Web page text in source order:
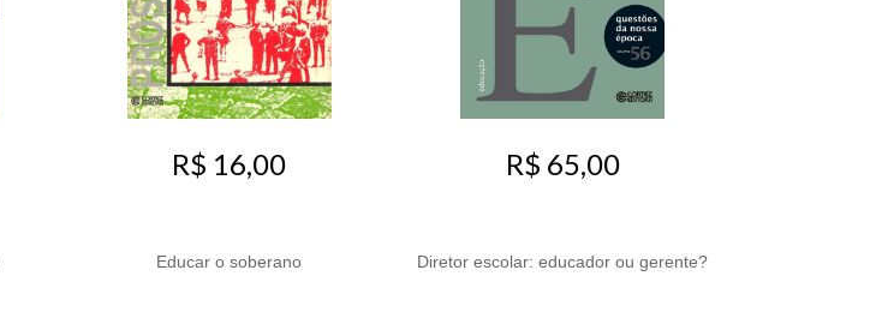
R$ 16,00
Educar o soberano
R$ 65,00
Diretor escolar: educador ou gerente?